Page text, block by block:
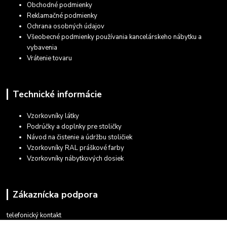
Obchodné podmienky
Reklamačné podmienky
Ochrana osobných údajov
Všeobecné podmienky používania kancelárskeho nábytku a
vybavenia
Vrátenie tovaru
Technické informácie
Vzorkovníky látky
Podrúčky a doplnky pre stoličky
Návod na čistenie a údržbu stoličiek
Vzorkovníky RAL práškové farby
Vzorkovníky nábytkových dosiek
Zákaznícka podpora
telefonický kontakt